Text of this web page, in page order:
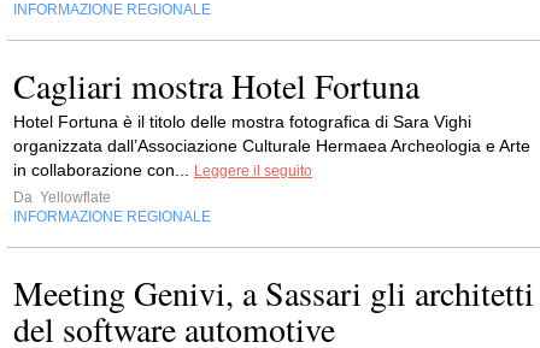
INFORMAZIONE REGIONALE
Cagliari mostra Hotel Fortuna
Hotel Fortuna è il titolo delle mostra fotografica di Sara Vighi
organizzata dall’Associazione Culturale Hermaea Archeologia e Arte
in collaborazione con...
Leggere il seguito
Da Yellowflate
INFORMAZIONE REGIONALE
Meeting Genivi, a Sassari gli architetti
del software automotive